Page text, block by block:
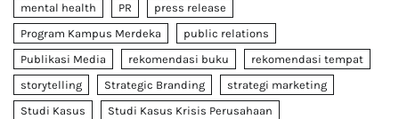
mental health
PR
press release
Program Kampus Merdeka
public relations
Publikasi Media
rekomendasi buku
rekomendasi tempat
storytelling
Strategic Branding
strategi marketing
Studi Kasus
Studi Kasus Krisis Perusahaan